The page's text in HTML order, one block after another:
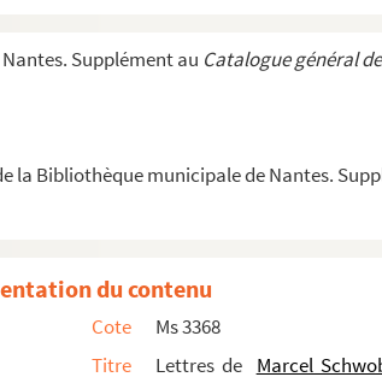
Supplément au Catalogue général
la Bibliothèque municipale de Nantes.
du contenu
Cote
Ms 3368
Titre
Lettres de Marcel